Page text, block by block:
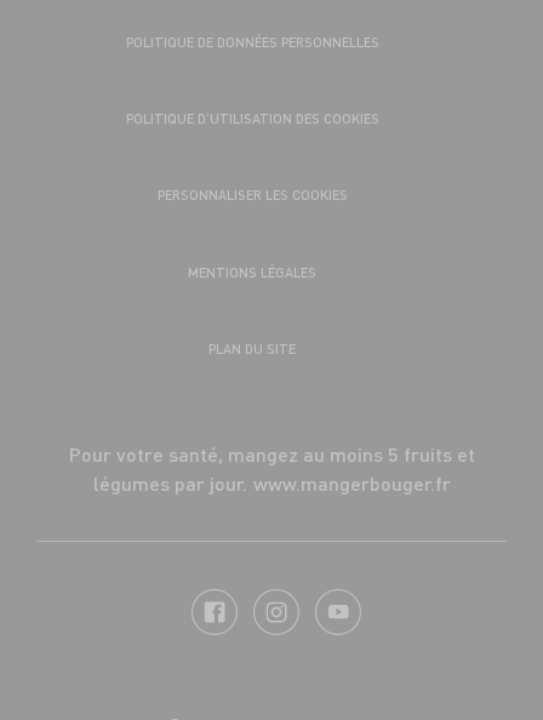
POLITIQUE DE DONNÉES PERSONNELLES
POLITIQUE D’UTILISATION DES COOKIES
PERSONNALISER LES COOKIES
MENTIONS LÉGALES
PLAN DU SITE
Pour votre santé, mangez au moins 5 fruits et
légumes par jour. www.mangerbouger.fr